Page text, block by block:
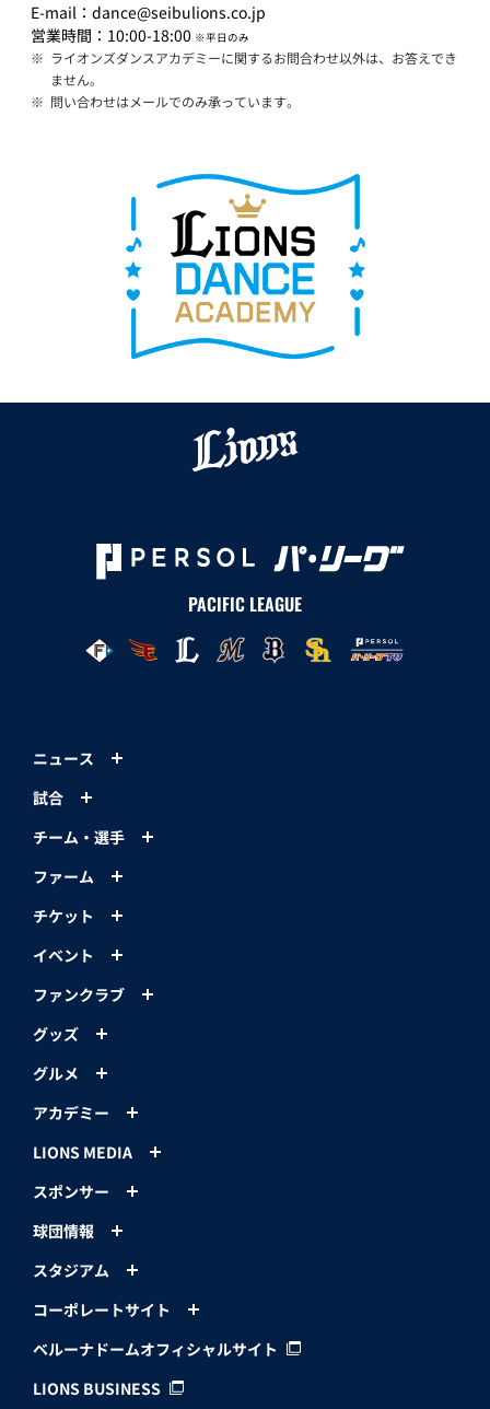
E-mail：dance@seibulions.co.jp
営業時間：10:00-18:00 ※平日のみ
※ ライオンズダンスアカデミーに関するお問合わせ以外は、お答えでき
ません。
※ 問い合わせはメールでのみ承っています。
PACIFIC LEAGUE
ニュース
試合
チーム・選手
ファーム
チケット
イベント
ファンクラブ
グッズ
グルメ
アカデミー
LIONS MEDIA
スポンサー
球団情報
スタジアム
コーポレートサイト
ベルーナドームオフィシャルサイト
LIONS BUSINESS